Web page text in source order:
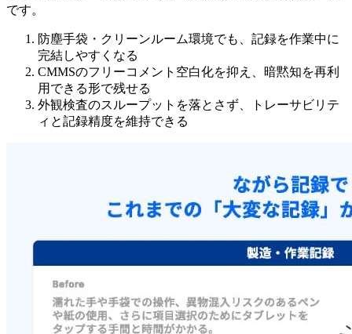
です。
防塵手袋・クリーンルーム環境でも、記録を作業中に
完結しやすくなる
CMMSのフリーコメント空白化を抑え、暗黙知を再利
用できる形で残せる
外観検査のスループットを落とさず、トレーサビリテ
ィと記録精度を維持できる